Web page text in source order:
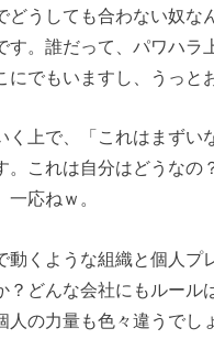
どうしても合わない奴な
す。誰だって、パワハラ
でもいますし、うっと
く上で、「これはまずい
。これは自分はどうな
応ねｗ。
動くような組織と個人
？どんな会社にもルー
人の力量も色々違うで